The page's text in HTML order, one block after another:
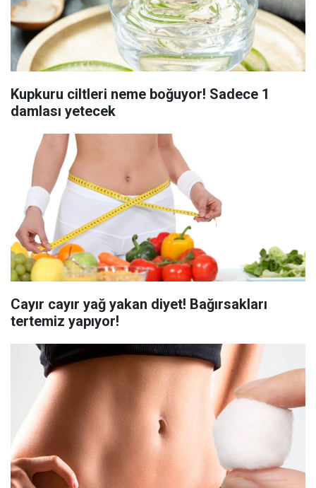
Kupkuru ciltleri neme boğuyor! Sadece 1
damlası yetecek
Cayır cayır yağ yakan diyet! Bağırsakları
tertemiz yapıyor!